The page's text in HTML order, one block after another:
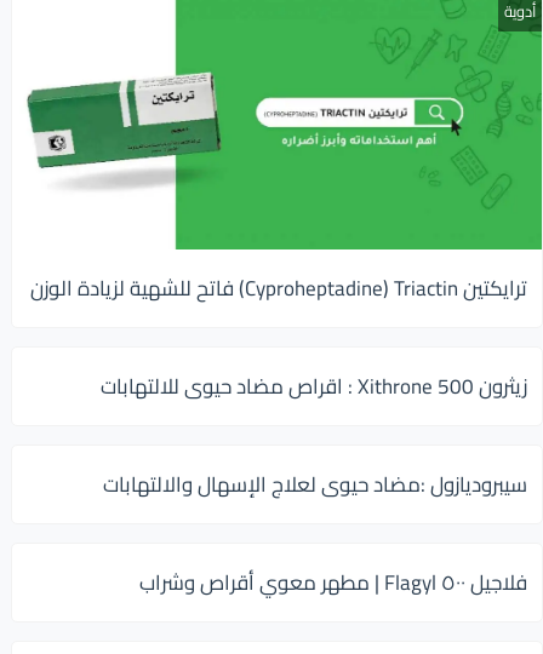
أدوية
ترايكتين Cyproheptadine) Triactin) فاتح للشهية لزيادة الوزن
زيثرون 500 Xithrone : اقراص مضاد حيوى للالتهابات
سيبروديازول :مضاد حيوى لعلاج الإسهال والالتهابات
فلاجيل ٥٠٠ Flagyl | مطهر معوي أقراص وشراب